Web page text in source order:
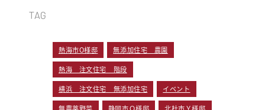
TAG
熱海市O様邸 無添加住宅 農園
熱海 注文住宅 階段
横浜 注文住宅 無添加住宅 イベント
無農薬野菜 静岡市Ｏ様邸 北杜市Ｙ様邸